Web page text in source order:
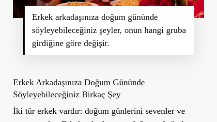
Erkek arkadaşınıza doğum gününde
söyleyebileceğiniz şeyler, onun hangi gruba
girdiğine göre değişir.
Erkek Arkadaşınıza Doğum Gününde
Söyleyebileceğiniz Birkaç Şey
İki tür erkek vardır: doğum günlerini sevenler ve